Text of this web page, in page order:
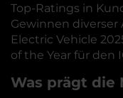
Top-Ratings in
Gewinnen diverser
Electric Vehicle
of the Year für den
Was prägt die